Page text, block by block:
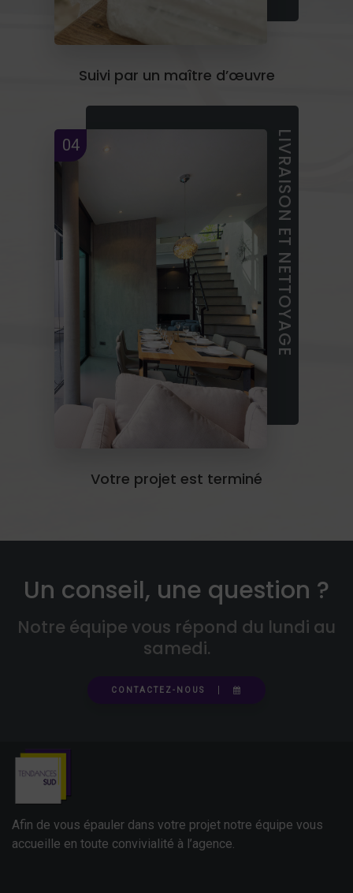
Suivi par un maître d’œuvre
LIVRAISON ET NETTOYAGE
04
Votre projet est terminé
Un conseil, une question ?
Notre équipe vous répond du lundi au
samedi.
CONTACTEZ-NOUS
Afin de vous épauler dans votre projet notre équipe vous
accueille en toute convivialité à l’agence.